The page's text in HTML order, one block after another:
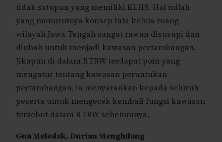
tidak satupun yang memiliki KLHS. Hal inilah
yang menurutnya konsep tata kelola ruang
wilayah Jawa Tengah sangat rawan disusupi dan
diubah untuk menjadi kawasan pertambangan.
Jikapun di dalam RTRW terdapat poin yang
mengatur tentang kawasan peruntukan
pertambangan, ia menyarankan kepada seluruh
peserta untuk mengecek kembali fungsi kawasan
tersebut dalam RTRW sebelumnya.
Gua Meledak, Durian Menghilang